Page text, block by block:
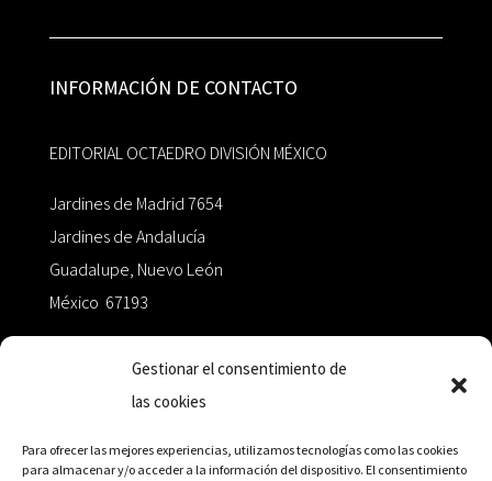
Gestionar el consentimiento de
las cookies
Para ofrecer las mejores experiencias, utilizamos tecnologías como las cookies
para almacenar y/o acceder a la información del dispositivo. El consentimiento
INFORMACIÓN DE CONTACTO
EDITORIAL OCTAEDRO DIVISIÓN MÉXICO
Jardines de Madrid 7654
Jardines de Andalucía
Guadalupe, Nuevo León
México 67193
+52 811.499.5638